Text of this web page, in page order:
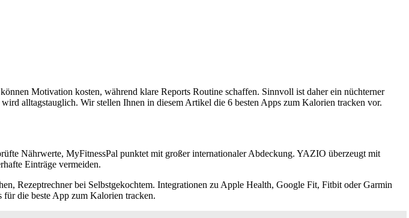
Motivation kosten, während klare Reports Routine schaffen. Sinnvoll ist daher ein nüchterner
alltagstauglich. Wir stellen Ihnen in diesem Artikel die 6 besten Apps zum Kalorien tracken vor.
Nährwerte, MyFitnessPal punktet mit großer internationaler Abdeckung. YAZIO überzeugt mit
Einträge vermeiden.
Rezeptrechner bei Selbstgekochtem. Integrationen zu Apple Health, Google Fit, Fitbit oder Garmin
die beste App zum Kalorien tracken.